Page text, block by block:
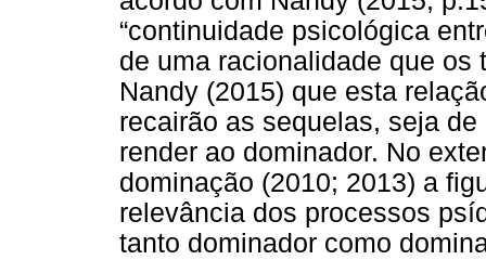
“continuidade psicológica
de uma racionalidade que os
Nandy (2015) que esta
recairão as sequelas, seja
render ao dominador. No
dominação (2010; 2013) a
relevância dos processos
tanto dominador como